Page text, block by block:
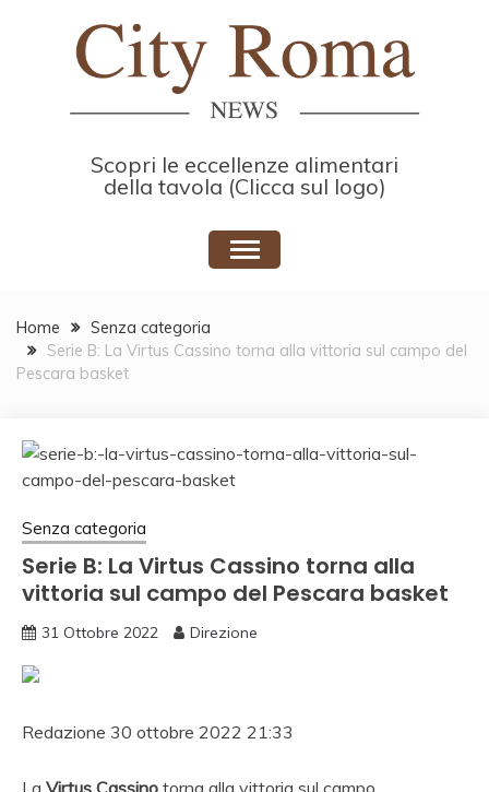
Scopri le eccellenze alimentari
della tavola (Clicca sul logo)
Home
Senza categoria
Serie B: La Virtus Cassino torna alla vittoria sul campo del
Pescara basket
Senza categoria
Serie B: La Virtus Cassino torna alla
vittoria sul campo del Pescara basket
31 Ottobre 2022 Direzione
Redazione 30 ottobre 2022 21:33